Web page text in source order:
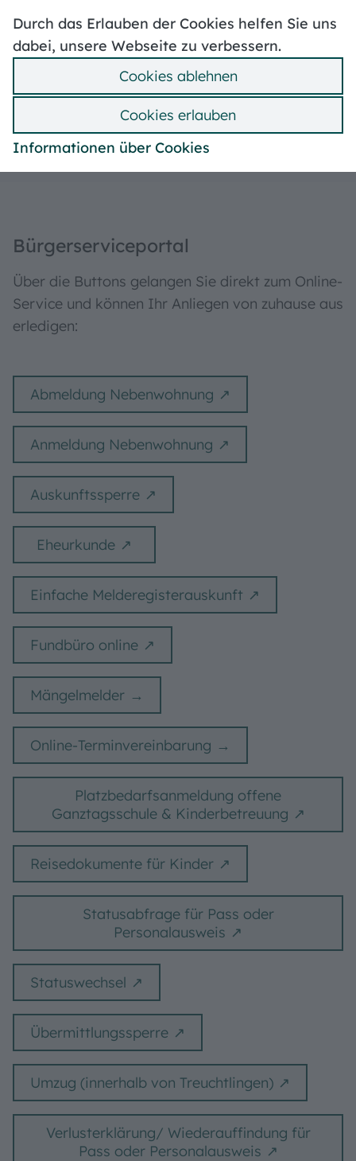
Durch das Erlauben der Cookies helfen Sie uns
dabei, unsere Webseite zu verbessern.
Cookies ablehnen
Informationen über Cookies
Cookies erlauben
Hilfe
Stellenangebote
Mängelmelder
Ummeldung
Bebauungspläne
Politik & Verwaltung
Alle Themen
Bürger­service­portal
Über die Buttons gelangen Sie direkt zum Online-
Service und können Ihr Anliegen von zuhause aus
erledigen:
Abmeldung Nebenwohnung
Anmeldung Nebenwohnung
Auskunftssperre
Eheurkunde
Einfache Melderegisterauskunft
Fundbüro online
Mängelmelder
Online-Terminvereinbarung
Platzbedarfsanmeldung offene
Ganztagsschule & Kinderbetreuung
Reisedokumente für Kinder
Statusabfrage für Pass oder
Personalausweis
Statuswechsel
Übermittlungssperre
Umzug (innerhalb von Treuchtlingen)
Verlusterklärung/ Wiederauffindung für
Pass oder Personalausweis